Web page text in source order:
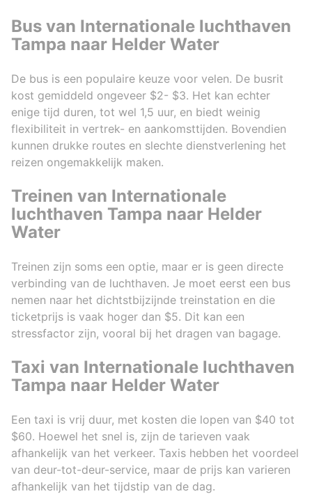
Bus van Internationale luchthaven
Tampa naar Helder Water
De bus is een populaire keuze voor velen. De busrit
kost gemiddeld ongeveer $2- $3. Het kan echter
enige tijd duren, tot wel 1,5 uur, en biedt weinig
flexibiliteit in vertrek- en aankomsttijden. Bovendien
kunnen drukke routes en slechte dienstverlening het
reizen ongemakkelijk maken.
Treinen van Internationale
luchthaven Tampa naar Helder
Water
Treinen zijn soms een optie, maar er is geen directe
verbinding van de luchthaven. Je moet eerst een bus
nemen naar het dichtstbijzijnde treinstation en die
ticketprijs is vaak hoger dan $5. Dit kan een
stressfactor zijn, vooral bij het dragen van bagage.
Taxi van Internationale luchthaven
Tampa naar Helder Water
Een taxi is vrij duur, met kosten die lopen van $40 tot
$60. Hoewel het snel is, zijn de tarieven vaak
afhankelijk van het verkeer. Taxis hebben het voordeel
van deur-tot-deur-service, maar de prijs kan varieren
afhankelijk van het tijdstip van de dag.